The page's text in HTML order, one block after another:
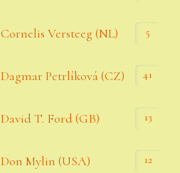
Cornelis Versteeg (NL) 5
Dagmar Petrlíková (CZ) 41
David T. Ford (GB) 13
Don Mylin (USA) 12